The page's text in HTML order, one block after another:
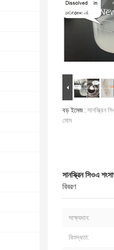
বড় ইমেজ : সানস্ক্রিন
মোম
সানস্ক্রিন সিওএ
বিবরণ
সাক্ষ্যদান:
বিশুদ্ধতা: